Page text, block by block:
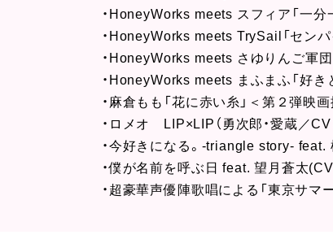
・HoneyWorks meets スフィア「一
・HoneyWorks meets TrySail「セン
・HoneyWorks meets さゆりんご軍
・HoneyWorks meets まふまふ「好
・麻倉もも「花に赤い糸」＜第２弾映
・ロメオ LIP×LIP（勇次郎・愛蔵／CV
・今好きになる。‐triangle story‐ feat.
・僕が名前を呼ぶ日 feat. 望月蒼太(CV
・超豪華声優陣歌唱による「東京サ